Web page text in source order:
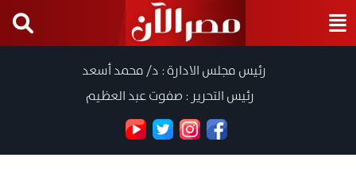
رئيس مجلس الادارة : د/ محمد أسعد
رئيس التحرير : صفوت عبد العظيم